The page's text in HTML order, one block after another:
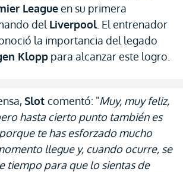
Leagueen su primera
del Liverpool. El entrenador
la importancia del legado
Klopp para alcanzar este logro.
Slot comentó: "Muy, muy feliz,
hasta cierto punto también es
te has esforzado mucho
llegue y, cuando ocurre, se
tiempo para que lo sientas de